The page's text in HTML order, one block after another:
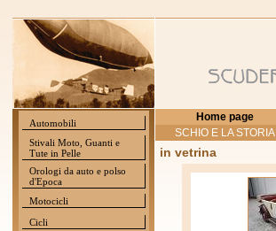
Automobili
Stivali Moto, Guanti e
Tute in Pelle
Orologi da auto e polso
d'Epoca
Motocicli
Cicli
Home page
SCHIO E LA STORIA
in vetrina